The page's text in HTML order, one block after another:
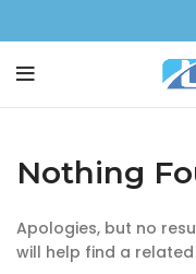
Nothing
Apologies, but no
will help find a